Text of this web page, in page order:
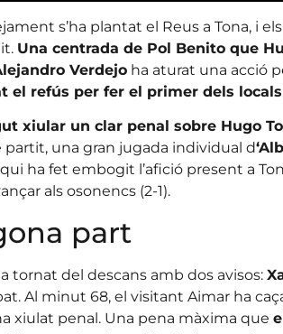
s’ha plantat el Reus a Tona, i
Una centrada de Pol Benito que
Verdejoha aturat una acció
el refús per fer el primer dels locals
xiular un clar penal sobre Hugo
partit, una gran jugada individual d
qui ha fet embogit l’afició present a
als osonencs (2-1).
part
tornat del descans amb dos avisos:
Al minut 68, el visitant Aimar ha
xiulat penal. Una pena màxima que